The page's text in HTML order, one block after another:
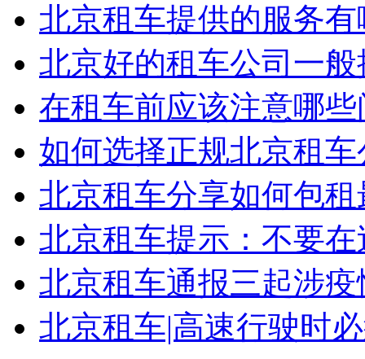
北京租车提供的服务有
北京好的租车公司一
在租车前应该注意哪
如何选择正规北京租车
北京租车分享如何包
北京租车提示：不要
北京租车通报三起涉
北京租车|高速行驶时